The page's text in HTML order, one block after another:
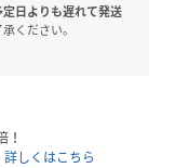
日よりも遅れて発送
ください。
！
詳しくはこちら